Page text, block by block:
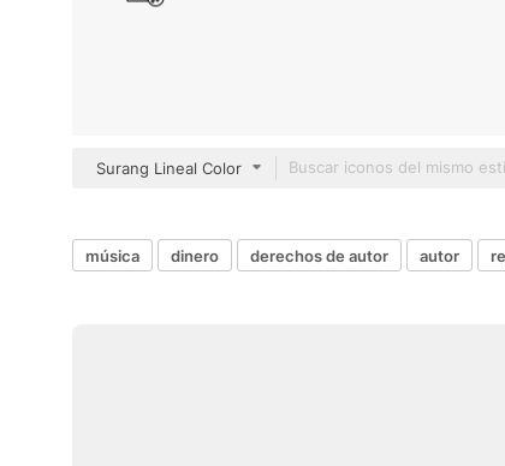
Surang Lineal Color
música dinero derechos de autor autor